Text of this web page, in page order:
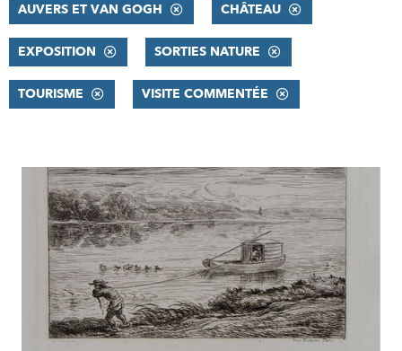
AUVERS ET VAN GOGH CHÂTEAU
EXPOSITION SORTIES NATURE
TOURISME VISITE COMMENTÉE
RÉSULTATS